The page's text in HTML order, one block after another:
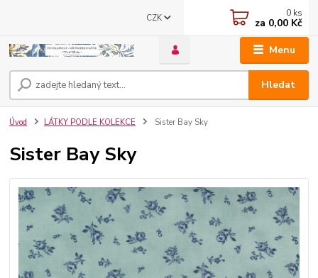
Menu
CZK
Hledat
0 ks
za 0,00 Kč
Úvod LÁTKY PODLE KOLEKCE Sister Bay Sky
Sister Bay Sky